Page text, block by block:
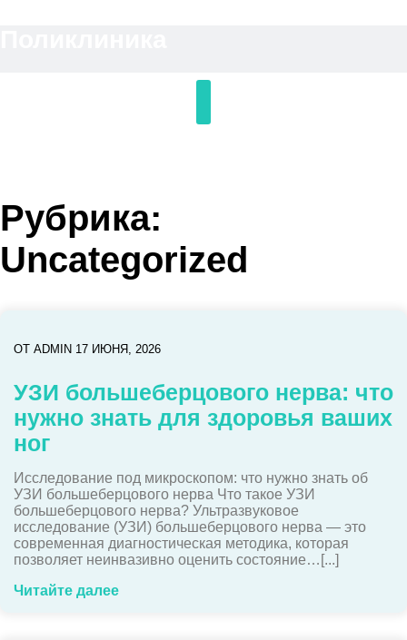
Рубрика:
Uncategorized
ОТ ADMIN 17 ИЮНЯ, 2026
УЗИ большеберцового нерва: что
нужно знать для здоровья ваших
ног
Исследование под микроскопом: что нужно знать об
УЗИ большеберцового нерва Что такое УЗИ
большеберцового нерва? Ультразвуковое
исследование (УЗИ) большеберцового нерва — это
современная диагностическая методика, которая
позволяет неинвазивно оценить состояние…[...]
Читайте далее